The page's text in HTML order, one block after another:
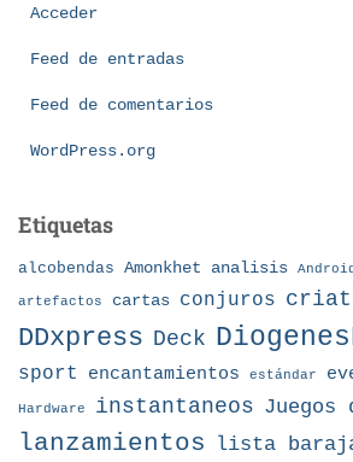
Acceder
Feed de entradas
Feed de comentarios
WordPress.org
Etiquetas
alcobendas Amonkhet analisis
artefactos cartas conjuros
DDxpress Deck
sport
encantamientos estándar
Hardware instantaneos Juegos
lanzamientos lista